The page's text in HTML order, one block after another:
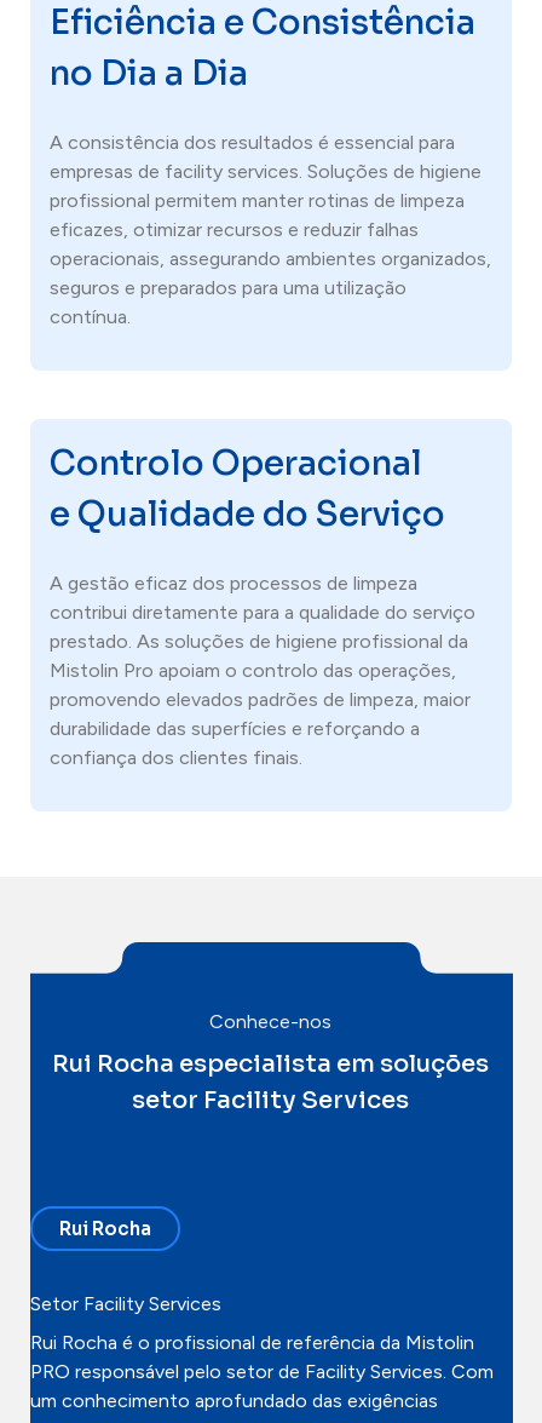
Eficiência e Consistência
no Dia a Dia
A consistência dos resultados é essencial para
empresas de facility services. Soluções de higiene
profissional permitem manter rotinas de limpeza
eficazes, otimizar recursos e reduzir falhas
operacionais, assegurando ambientes organizados,
seguros e preparados para uma utilização
contínua.
Controlo Operacional
e Qualidade do Serviço
A gestão eficaz dos processos de limpeza
contribui diretamente para a qualidade do serviço
prestado. As soluções de higiene profissional da
Mistolin Pro apoiam o controlo das operações,
promovendo elevados padrões de limpeza, maior
durabilidade das superfícies e reforçando a
confiança dos clientes finais.
Conhece-nos
Rui Rocha especialista em soluções
setor Facility Services
Rui Rocha
Setor Facility Services
Rui Rocha é o profissional de referência da Mistolin
PRO responsável pelo setor de Facility Services. Com
um conhecimento aprofundado das exigências